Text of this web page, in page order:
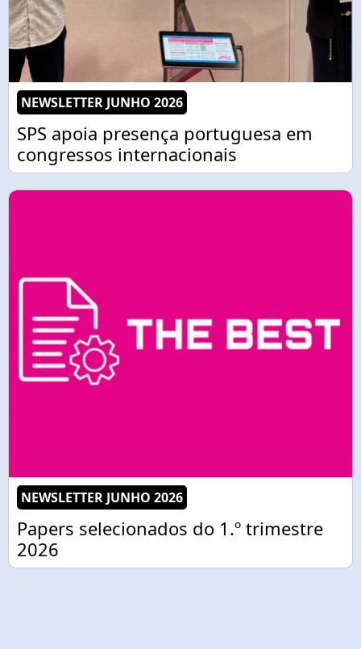
NEWSLETTER JUNHO 2026
SPS apoia presença portuguesa em
congressos internacionais
NEWSLETTER JUNHO 2026
Papers selecionados do 1.º trimestre
2026